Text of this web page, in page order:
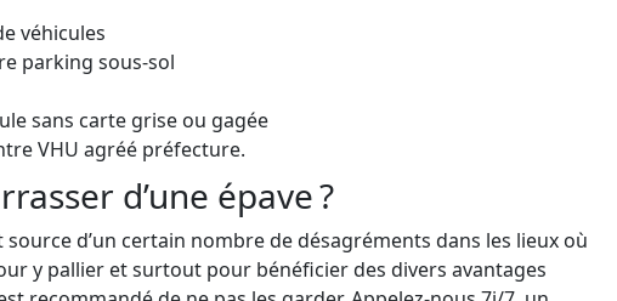
véhicules
parking sous-sol
sans carte grise ou gagée
VHU agréé préfecture.
d’une épave ?
d’un certain nombre de désagréments dans les lieux où
y pallier et surtout pour bénéficier des divers avantages